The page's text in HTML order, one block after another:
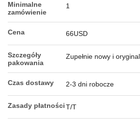
Minimalne
zamówienie
1
Cena 66USD
Szczegóły
pakowania
Zupełnie nowy i
Czas dostawy 2-3 dni robocze
Zasady płatnościT/T